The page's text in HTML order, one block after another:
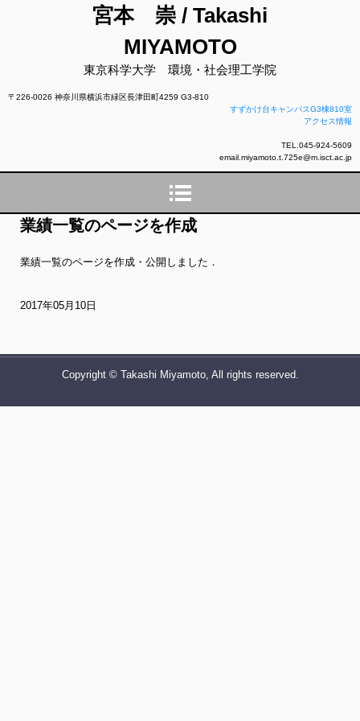
宮本 崇 / Takashi
MIYAMOTO
東京科学大学 環境・社会理工学院
〒226-0026 神奈川県横浜市緑区長津田町4259 G3-810
すずかけ台キャンパスG3棟810室
アクセス情報
TEL.045-924-5609
email.miyamoto.t.725e@m.isct.ac.jp
業績一覧のページを作成
業績一覧のページを作成・公開しました．
2017年05月10日
Copyright © Takashi Miyamoto, All rights reserved.